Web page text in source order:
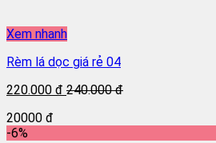
Xem nhanh
Rèm lá dọc giá rẻ 04
220.000 đ 240.000 đ
20000 đ
-6%